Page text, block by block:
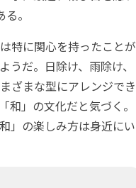
。
特に関心を持ったことが
だ。日除け、雨除け、
ざまな型にアレンジでき
」の文化だと気づく。
」の楽しみ方は身近にい